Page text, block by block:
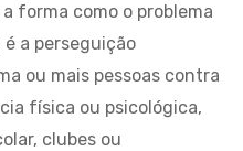
forma como o problema
a perseguição
ou mais pessoas contra
física ou psicológica,
clubes ou